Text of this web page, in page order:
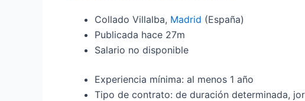
Collado Villalba, Madrid (España)
Publicada hace 27m
Salario no disponible
Experiencia mínima: al menos 1 año
Tipo de contrato: de duración determinada,